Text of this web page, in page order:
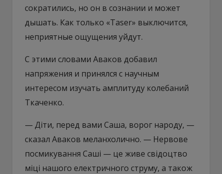
сократились, но он в сознании и может
дышать. Как только «Taser» выключится,
неприятные ощущения уйдут.
С этими словами Аваков добавил
напряжения и принялся с научным
интересом изучать амплитуду колебаний
Ткаченко.
— Діти, перед вами Саша, ворог народу, —
сказал Аваков меланхолично. — Нервове
посмикування Саші — це живе свідоцтво
міці нашого електричного струму, а також